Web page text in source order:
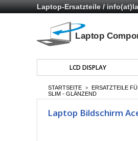
Laptop-Ersatzteile /
LCD DISPLAY
STARTSEITE > ERSATZTEILE
SLIM - GLÄNZEND
Laptop Bildschirm